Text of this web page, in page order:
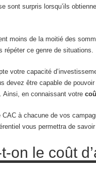
sont surpris lorsqu’ils
moins de la moitié des
répéter ce genre de situations.
votre capacité
devez être capable de
Ainsi, en connaissant votre
à chacune de vos
vous permettra de
on le coût